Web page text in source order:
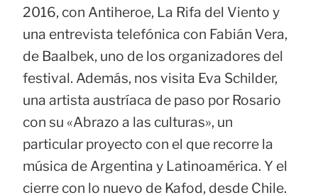
2016, con Antiheroe, La Rifa del Viento y
una entrevista telefónica con Fabián Vera,
de Baalbek, uno de los organizadores del
festival. Además, nos visita Eva Schilder,
una artista austríaca de paso por Rosario
con su «Abrazo a las culturas», un
particular proyecto con el que recorre la
música de Argentina y Latinoamérica. Y el
cierre con lo nuevo de Kafod, desde Chile.